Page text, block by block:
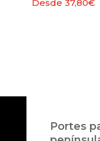
Desde 37,80€
Portes